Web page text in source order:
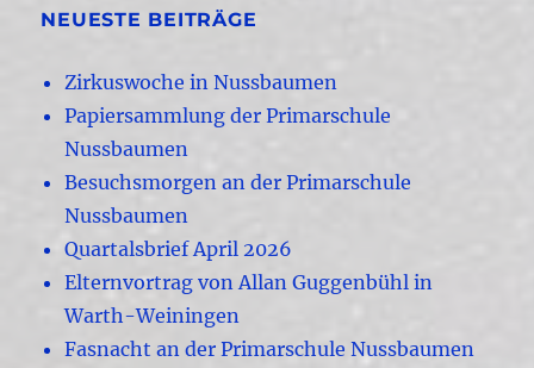
NEUESTE BEITRÄGE
Zirkuswoche in Nussbaumen
Papiersammlung der Primarschule
Nussbaumen
Besuchsmorgen an der Primarschule
Nussbaumen
Quartalsbrief April 2026
Elternvortrag von Allan Guggenbühl in
Warth-Weiningen
Fasnacht an der Primarschule Nussbaumen